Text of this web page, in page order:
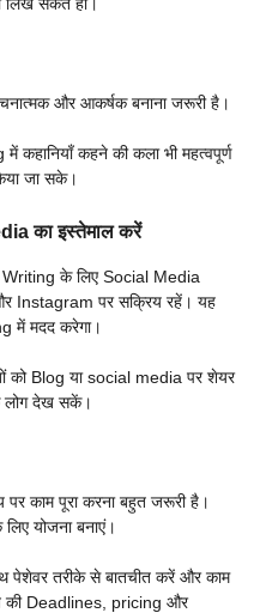
सकते हों।
और आकर्षक बनाना जरूरी है।
कहानियाँ कहने की कला भी महत्वपूर्ण
जा सके।
का इस्तेमाल करें
के लिए Social Media
Instagram पर सक्रिय रहें। यह
में मदद करेगा।
Blog या social media पर शेयर
देख सकें।
काम पूरा करना बहुत जरूरी है।
योजना बनाएं।
पेशेवर तरीके से बातचीत करें और काम
की Deadlines, pricing और